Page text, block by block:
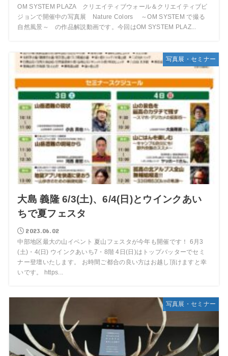
OM SYSTEM PLAZA クリエイティブウォール＆クリエイティブビ
ジョンで開催中の写真展 Nature Colors ～OM SYSTEM で撮る
自然風景～ の作品解説動画です。今回はOM SYSTEM PLAZ...
写真展・セミナー
大島 義隆 6/3(土)、6/4(日)とウインクあい
ちで夏フェスタ
2023.06.02
中部地区最大の山イベント 夏山フェスタが今年も開催です！ 6月3
(土)・4(日) ウインクあいち7・8階 4日(日)はトップバッターでセミ
ナー登壇いたします。 お時間ご都合の良い方はお越し頂けますと幸
いです。 https...
写真展・セミナー